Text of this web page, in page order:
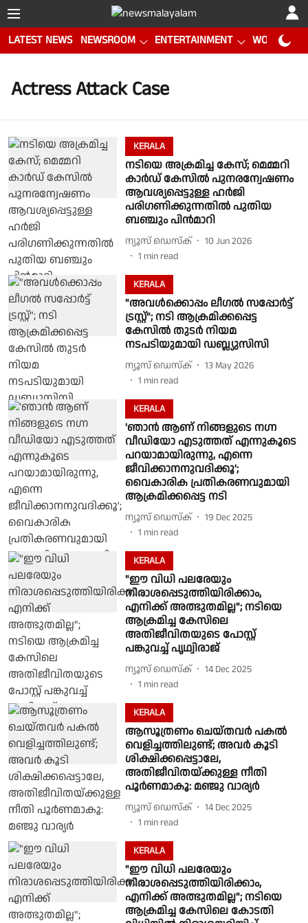
LATEST NEWS NEWSROOM ENTERTAINMENT WORLD CUP
Actress Attack Case
KERALA
നടിയെ അക്രമിച്ച കേസ്; മെമ്മറി
കാർഡ് കേസിൽ പുനരന്വേഷണം
ആവശ്യപ്പെട്ടുള്ള ഹർജി
പരിഗണിക്കുന്നതിൽ പുതിയ
ബഞ്ചും പിൻമാറി
ന്യൂസ് ഡെസ്ക്
10 Jun 2026
1 min read
KERALA
"അവൾക്കൊപ്പം ലീഗൽ സപ്പോർട്ട്
ട്രസ്റ്റ്"; നടി ആക്രമിക്കപ്പെട്ട
കേസിൽ തുടർ നിയമ
നടപടിയുമായി ഡബ്ല്യുസിസി
ന്യൂസ് ഡെസ്ക്
13 May 2026
1 min read
KERALA
'ഞാൻ ആണ് നിങ്ങളുടെ നഗ്ന
വീഡിയോ എടുത്തത് എന്നുകൂടെ
പറയാമായിരുന്നു, എന്നെ
ജീവിക്കാനനുവദിക്കൂ';
വൈകാരിക പ്രതികരണവുമായി
ആക്രമിക്കപ്പെട്ട നടി
ന്യൂസ് ഡെസ്ക്
19 Dec 2025
1 min read
KERALA
"ഈ വിധി പലരേയും
നിരാശപ്പെടുത്തിയിരിക്കാം,
എനിക്ക് അത്ഭുതമില്ല"; നടിയെ
ആക്രമിച്ച കേസിലെ
അതിജീവിതയുടെ പോസ്റ്റ്
പങ്കുവച്ച് പൃഥ്വിരാജ്
ന്യൂസ് ഡെസ്ക്
14 Dec 2025
1 min read
KERALA
ആസൂത്രണം ചെയ്തവർ പകൽ
വെളിച്ചത്തിലുണ്ട്; അവർ കൂടി
ശിക്ഷിക്കപ്പെട്ടാലേ,
അതിജീവിതയ്‌ക്കുള്ള നീതി
പൂർണമാകൂ: മഞ്ജു വാര്യർ
ന്യൂസ് ഡെസ്ക്
14 Dec 2025
1 min read
KERALA
"ഈ വിധി പലരേയും
നിരാശപ്പെടുത്തിയിരിക്കാം,
എനിക്ക് അത്ഭുതമില്ല"; നടിയെ
ആക്രമിച്ച കേസിലെ കോടതി